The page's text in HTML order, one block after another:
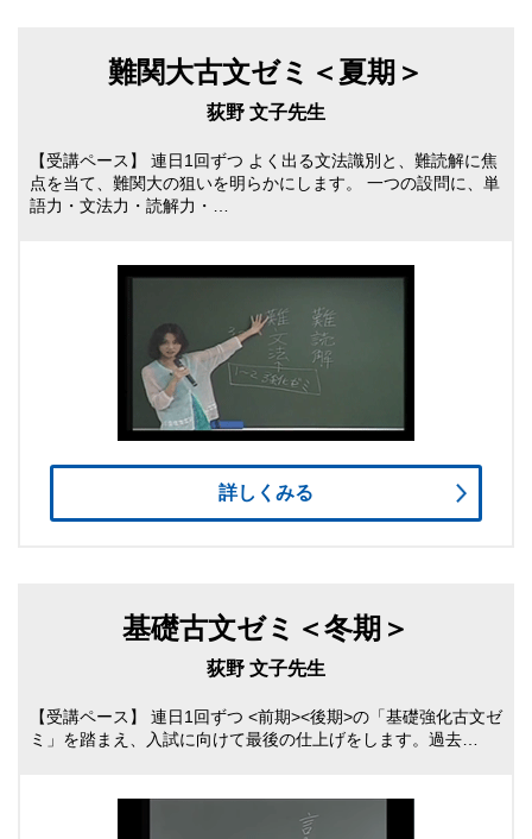
難関大古文ゼミ＜夏期＞
荻野 文子先生
【受講ペース】 連日1回ずつ よく出る文法識別と、難読解に焦
点を当て、難関大の狙いを明らかにします。 一つの設問に、単
語力・文法力・読解力・…
詳しくみる
基礎古文ゼミ＜冬期＞
荻野 文子先生
【受講ペース】 連日1回ずつ <前期><後期>の「基礎強化古文ゼ
ミ」を踏まえ、入試に向けて最後の仕上げをします。過去…